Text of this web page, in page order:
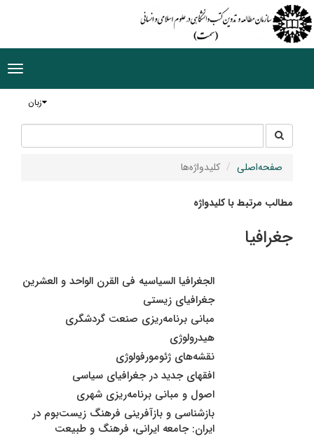
زبان
جستجو
در
سایت
صفحه‌اصلی کلیدواژه‌ها
مطالب مرتبط با کلیدواژه
جغرافیا
الجغرافیا السیاسیه فی القرن الواحد و العشرین
جغرافیاى زیستى
مبانی برنامه‌ریزی صنعت گردشگری
هیدرولوژی
نقشه‌هاى ژئومورفولوژى
افقهای جدید در جغرافیای سیاسی
اصول و مبانی برنامه‌ریزی شهری
بازشناسی و بازآفرینی فرهنگ زیست‌بوم در
ایران: جامعه ایرانی، فرهنگ و طبیعت